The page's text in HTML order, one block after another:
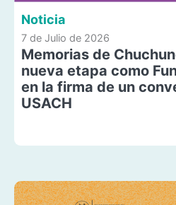
Noticia
7 de Julio de 2026
Memorias de
nueva etapa como
en la firma de un
USACH